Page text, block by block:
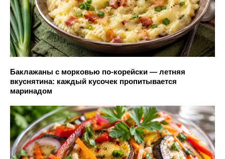
Баклажаны с морковью по-корейски — летняя
вкуснятина: каждый кусочек пропитывается
маринадом